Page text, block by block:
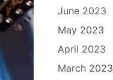
June 2023
May 2023
April 2023
March 2023